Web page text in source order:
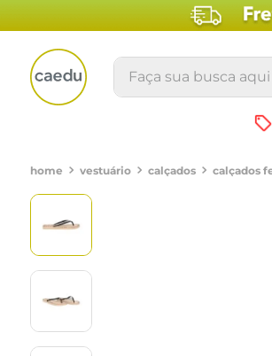
Faça sua busca aqui
vestuário calçados